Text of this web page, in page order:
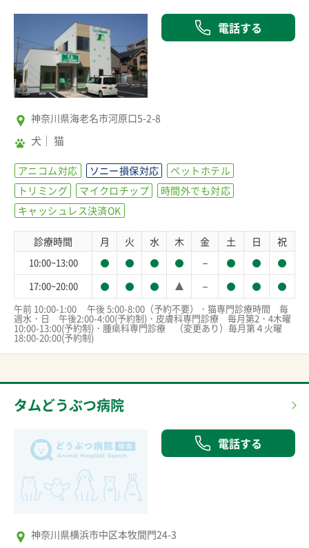
電話する
神奈川県海老名市河原口5-2-8
犬 猫
アニコム対応 ソニー損保対応
ペットホテル
トリミング
マイクロチップ
時間外でも対応
キャッシュレス決済OK
診療時間 月 火 水 木 金 土 日 祝
10:00~13:00 －
17:00~20:00 －
午前 10:00-1:00     午後 5:00-8:00（予約不要）・猫専門診療時間　毎
週水・日　午後2:00-4:00(予約制)・皮膚科専門診療　毎月第2・4木曜
10:00-13:00(予約制)・腫瘍科専門診療　（変更あり）毎月第４火曜
18:00-20:00(予約制)
タムどうぶつ病院
電話する
神奈川県横浜市中区本牧間門24-3